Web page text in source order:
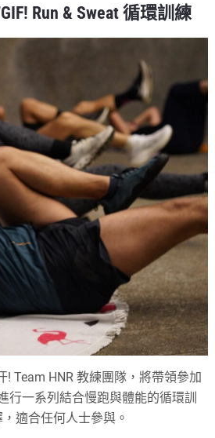
Run & Sweat 循環訓練
! Team HNR 教練團隊，將帶領參加
行一系列結合慢跑與體能的循環訓
適合任何人士參與。